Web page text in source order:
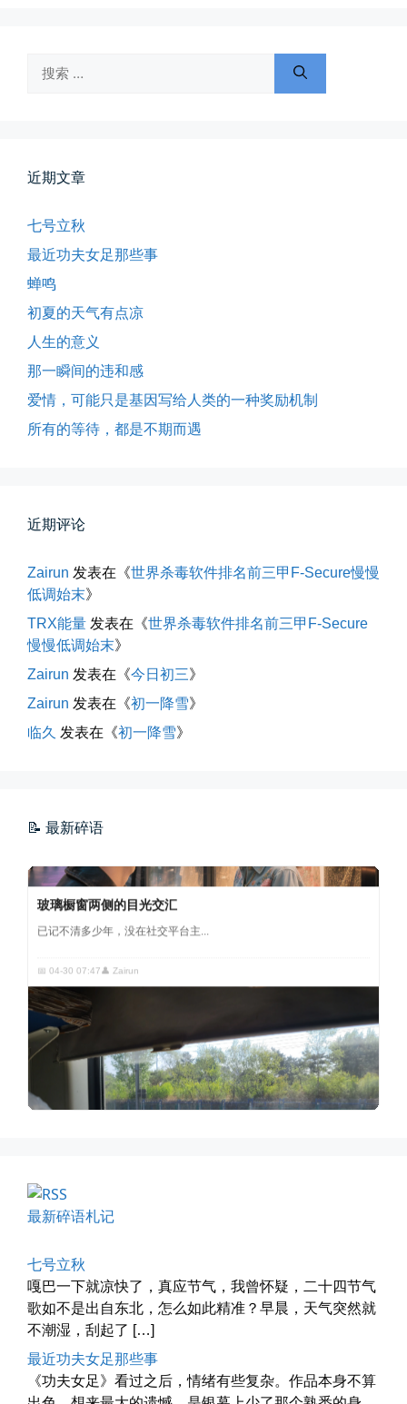
索：
近期文章
七号立秋
最近功夫女足那些事
蝉鸣
初夏的天气有点凉
人生的意义
那一瞬间的违和感
爱情，可能只是基因写给人类的一种奖励机制
所有的等待，都是不期而遇
近期评论
Zairun 发表在《世界杀毒软件排名前三甲F-Secure慢慢
低调始末》
TRX能量 发表在《世界杀毒软件排名前三甲F-Secure
慢慢低调始末》
Zairun 发表在《今日初三》
Zairun 发表在《初一降雪》
临久 发表在《初一降雪》
📝 最新碎语
所有的等待，都是不期而遇
晨风微凉，小区花香正浓。 从外...
海边散步随手一拍
晚上出门散步，抬头看月亮很圆，...
已记不清多少年，没在社交平台主...
📅 04-30 07:47👤 Zairun
海林街头
黑龙江的空气质量出乎意料地好，...
📅 04-27 19:30👤 Zairun
最新碎语札记
七号立秋
嘎巴一下就凉快了，真应节气，我曾怀疑，二十四节气
歌如不是出自东北，怎么如此精准？早晨，天气突然就
不潮湿，刮起了 […]
最近功夫女足那些事
《功夫女足》看过之后，情绪有些复杂。作品本身不算